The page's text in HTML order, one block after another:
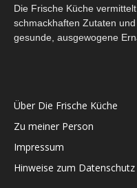
Die Frische Küche
schmackhaften Zutaten
gesunde, ausgewogene
Über Die Frische Küche
Zu meiner Person
Impressum
Hinweise zum Datenschutz